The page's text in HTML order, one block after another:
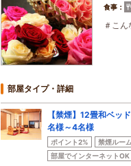
食事：
＃こ
部屋タイプ・詳細
【禁煙】12畳和ベッ
名様～4名様
ポイント2%
禁煙ルーム
部屋でインターネットOK